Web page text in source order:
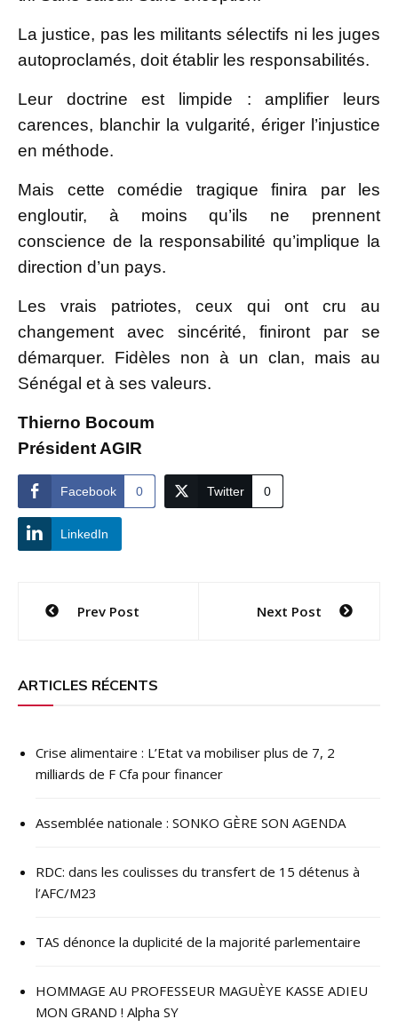
La justice, pas les militants sélectifs ni les juges
autoproclamés, doit établir les responsabilités.
Leur doctrine est limpide : amplifier leurs
carences, blanchir la vulgarité, ériger l’injustice
en méthode.
Mais cette comédie tragique finira par les
engloutir, à moins qu’ils ne prennent
conscience de la responsabilité qu’implique la
direction d’un pays.
Les vrais patriotes, ceux qui ont cru au
changement avec sincérité, finiront par se
démarquer. Fidèles non à un clan, mais au
Sénégal et à ses valeurs.
Thierno Bocoum
Président AGIR
Facebook 0 Twitter 0
LinkedIn
Navigation
l’article
Prev Post Next Post
ARTICLES RÉCENTS
Crise alimentaire : L’Etat va mobiliser plus de 7, 2
milliards de F Cfa pour financer
Assemblée nationale : SONKO GÈRE SON AGENDA
RDC: dans les coulisses du transfert de 15 détenus à
l’AFC/M23
TAS dénonce la duplicité de la majorité parlementaire
HOMMAGE AU PROFESSEUR MAGUÈYE KASSE ADIEU
MON GRAND ! Alpha SY